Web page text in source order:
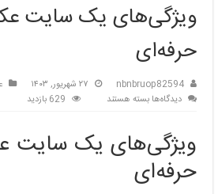
ویژگی‌های یک سایت
حرفه‌ای
nbnbruop82594 ۲۷ شهریور, ۱۴۰۳
دیدگاه‌هابرای
سایت
صنعتی
بسته هستند 629 بازدید
ویژگی‌های یک سایت
حرفه‌ای